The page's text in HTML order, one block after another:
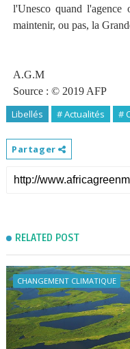
l'Unesco quand l'agence
maintenir, ou pas, la
A.G.M
Source : © 2019 AFP
Libellés # Actualités #
Partager
RELATED POST
CHANGEMENT CLIMATIQUE